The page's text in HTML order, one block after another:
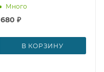
Много
680 ₽
В КОРЗИНУ